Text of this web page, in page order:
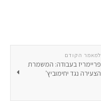
למאמר הקודם
פריימריז בעבודה: המשמרת
הצעירה נגד יחימוביץ'